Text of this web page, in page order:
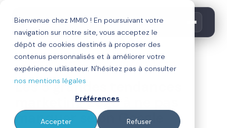
Bienvenue chez MMIO ! En poursuivant votre
navigation sur notre site, vous acceptez le
dépôt de cookies destinés à proposer des
contenus personnalisés et à améliorer votre
expérience utilisateur. N'hésitez pas à consulter
nos mentions légales
Préférences
Accepter Refuser
inbound marketing
Les 5 grandes tendances
marketing 2026 à ne pas
manquer selon Google